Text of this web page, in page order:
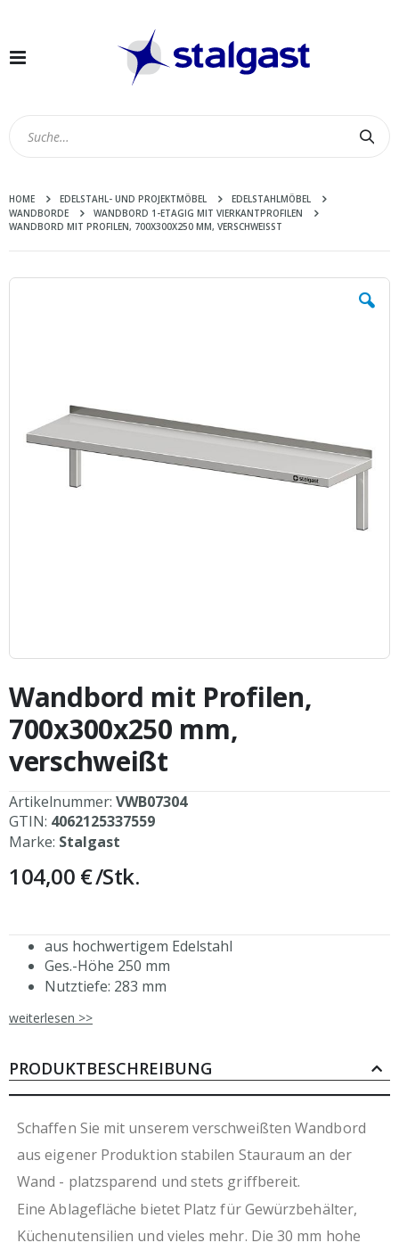
Navigation
HOME EDELSTAHL- UND PROJEKTMÖBEL
EDELSTAHLMÖBEL
WANDBORDE
WANDBORD 1-ETAGIG MIT VIERKANTPROFILEN
WANDBORD MIT PROFILEN, 700X300X250 MM, VERSCHWEISST
Zum
Anfang
der
Bildergalerie
springen
Wandbord mit Profilen,
700x300x250 mm,
verschweißt
Artikelnummer: VWB07304
GTIN: 4062125337559
Marke: Stalgast
104,00 €/Stk.
aus hochwertigem Edelstahl
Ges.-Höhe 250 mm
Nutztiefe: 283 mm
mit zwei Profilen zur Wandbefestigung
Befestigungsmaterial nicht im Lieferumfang
enthalten
durch Verzicht auf Folierung
weiterlesen >>
PRODUKTBESCHREIBUNG
Schaffen Sie mit unserem verschweißten Wandbord
aus eigener Produktion stabilen Stauraum an der
Wand - platzsparend und stets griffbereit.
Eine Ablagefläche bietet Platz für Gewürzbehälter,
Küchenutensilien und vieles mehr. Die 30 mm hohe